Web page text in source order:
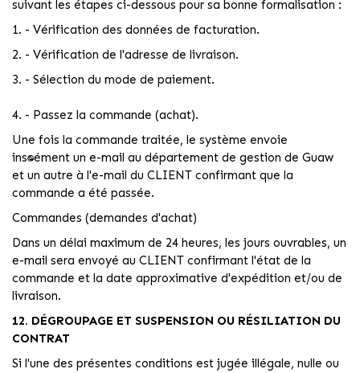
suivant les étapes ci-dessous pour sa bonne formalisation :
1. - Vérification des données de facturation.
2. - Vérification de l'adresse de livraison.
3. - Sélection du mode de paiement.
4. - Passez la commande (achat).
Une fois la commande traitée, le système envoie
instantanément un e-mail au département de gestion de Guaw
et un autre à l'e-mail du CLIENT confirmant que la
commande a été passée.
Commandes (demandes d'achat)
Dans un délai maximum de 24 heures, les jours ouvrables, un
e-mail sera envoyé au CLIENT confirmant l'état de la
commande et la date approximative d'expédition et/ou de
livraison.
12. DÉGROUPAGE ET SUSPENSION OU RÉSILIATION DU
CONTRAT
Si l'une des présentes conditions est jugée illégale, nulle ou